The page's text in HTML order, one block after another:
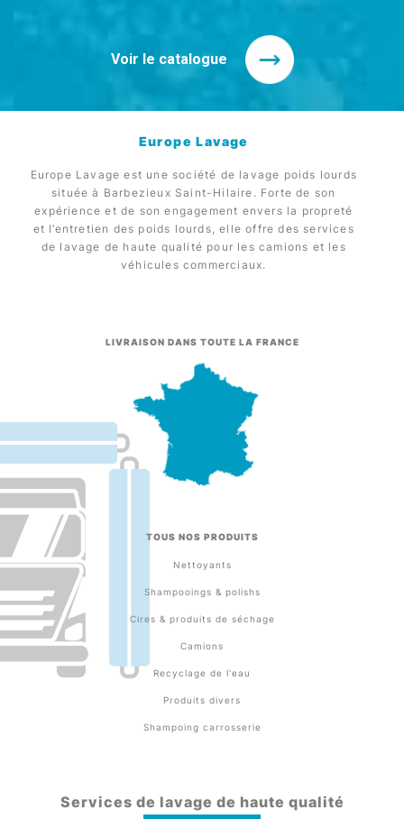
Voir le catalogue
Europe Lavage
Europe Lavage est une société de lavage poids lourds
située à Barbezieux Saint-Hilaire. Forte de son
expérience et de son engagement envers la propreté
et l’entretien des poids lourds, elle offre des services
de lavage de haute qualité pour les camions et les
véhicules commerciaux.
LIVRAISON DANS TOUTE LA FRANCE
TOUS NOS PRODUITS
Nettoyants
Shampooings & polishs
Cires & produits de séchage
Camions
Recyclage de l'eau
Produits divers
Shampoing carrosserie
Services de lavage de haute qualité